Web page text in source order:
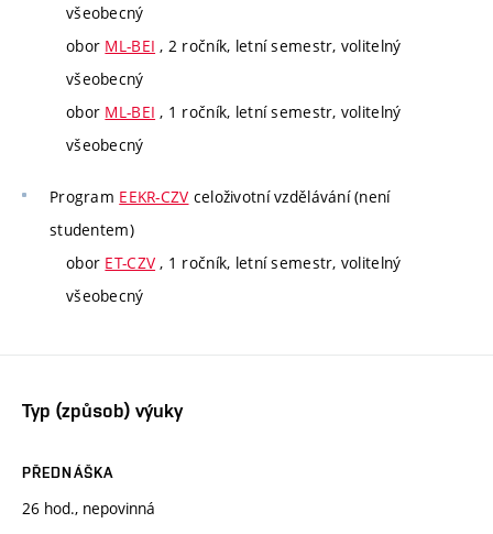
všeobecný
obor ML-BEI , 2 ročník, letní semestr, volitelný
všeobecný
obor ML-BEI , 1 ročník, letní semestr, volitelný
všeobecný
Program EEKR-CZV celoživotní vzdělávání (není
studentem)
obor ET-CZV , 1 ročník, letní semestr, volitelný
všeobecný
Typ (způsob) výuky
PŘEDNÁŠKA
26 hod., nepovinná